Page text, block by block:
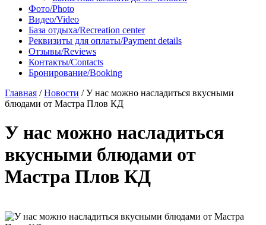
Фото/Photo
Видео/Video
База отдыха/Recreation center
Реквизиты для оплаты/Payment details
Отзывы/Reviews
Контакты/Contacts
Бронирование/Booking
Главная /Новости /У нас можно насладиться вкусными
блюдами от Мастра Плов КД
У нас можно насладиться
вкусными блюдами от
Мастра Плов КД